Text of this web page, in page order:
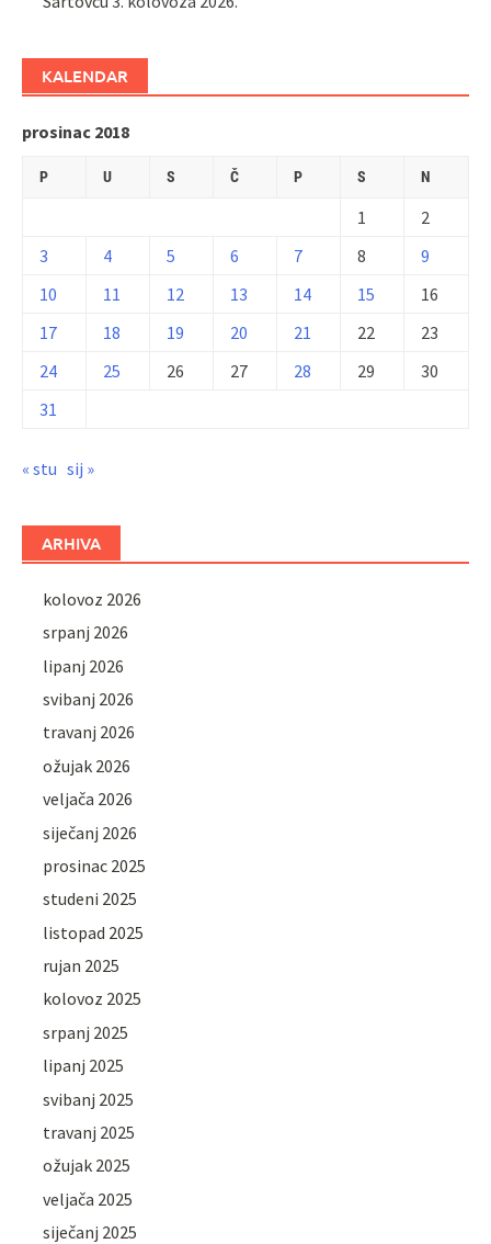
KALENDAR
prosinac 2018
P U S Č P S N
1
2
3
4 5 6 7 8
9
10
11 12 13 14 15
16
17
18 19 20 21 22
23
24
25 26 27 28 29
30
31
« stu sij »
ARHIVA
kolovoz 2026
srpanj 2026
lipanj 2026
svibanj 2026
travanj 2026
ožujak 2026
veljača 2026
siječanj 2026
prosinac 2025
studeni 2025
listopad 2025
rujan 2025
kolovoz 2025
srpanj 2025
lipanj 2025
svibanj 2025
travanj 2025
ožujak 2025
veljača 2025
siječanj 2025